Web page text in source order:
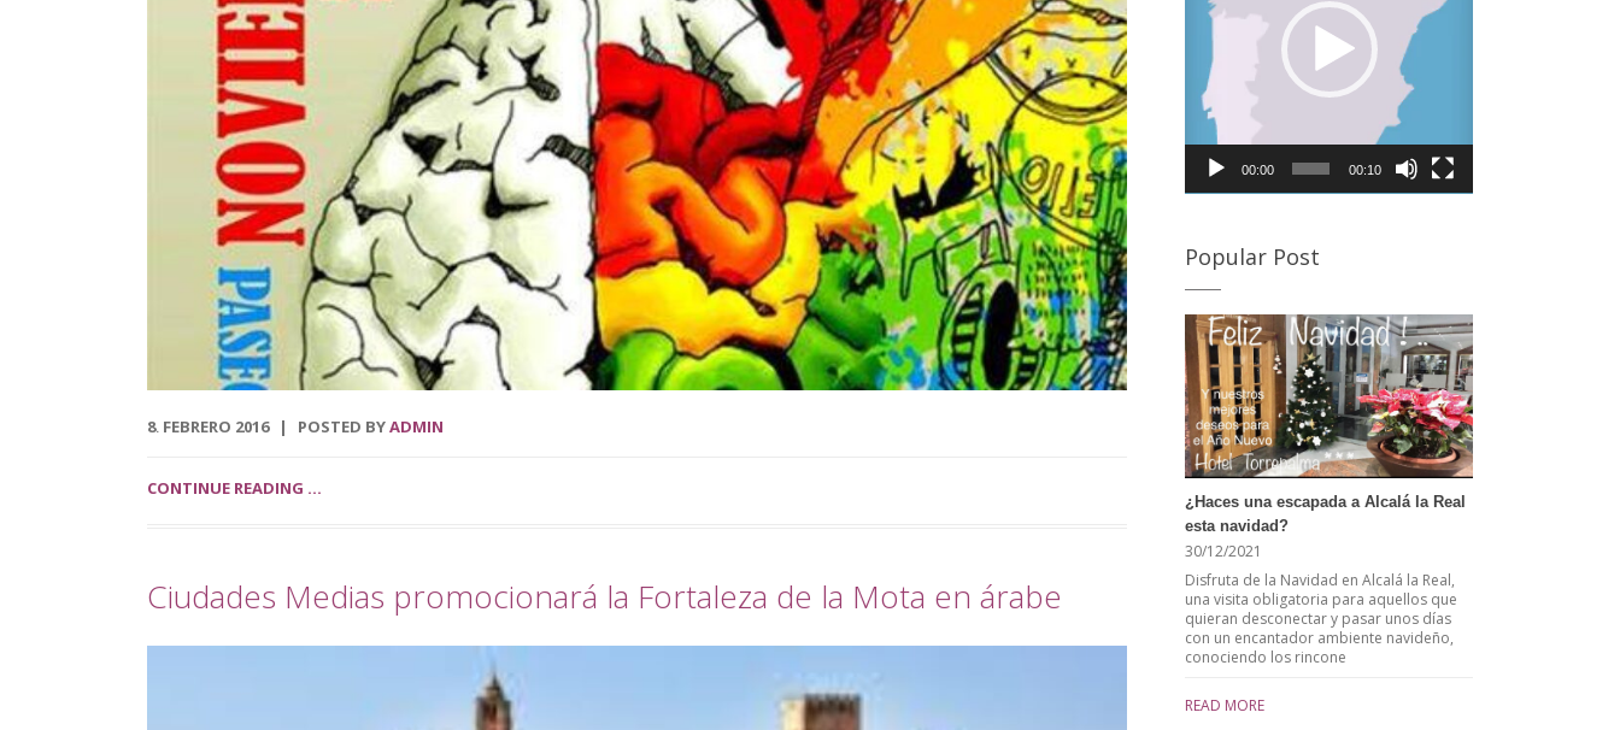
municipio, junto con el turismo activo. Por último, el
tono magenta simboliza un sendero abierto y se
centra en el turismo experiencial, unido al ocio y los
eventos. La marca puede verse en las banderolas que
el Ayuntamiento ha instalado en la fachada de Palacio
Abacial y el entorno de Capuchinos, en el Paseo de los
Álamos. El cartel de la Semana […]
provincia de Córdoba para visitar la Semana Santa de
Almedinilla y Priego de Córdoba Desde Alcalá la Real, a
tan sólo 20 minutos de nuestro hotel podrás disfrutar
de la Semana Santa de Almedinilla. Semana Santa de
Priego de Córdoba A tan sólo 30 minutos e nuestro
hotel puedes disfrutar de otro de los pueblos de
Córdoba en Semana Santa. Si deseas conocer en
detalle sus procesiones te dejamos este enlace. […]
8. FEBRERO 2016 POSTED BYADMIN
CONTINUE READING ...
Ciudades Medias promocionará la Fortaleza de la Mota en árabe
00:00 00:10
Popular Post
¿Haces una escapada a Alcalá la Real
esta navidad?
30/12/2021
Disfruta de la Navidad en Alcalá la Real,
una visita obligatoria para aquellos que
quieran desconectar y pasar unos días
con un encantador ambiente navideño,
conociendo los rincone
READ MORE